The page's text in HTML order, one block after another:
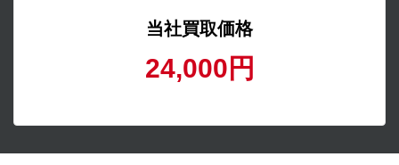
当社買取価格
24,000円